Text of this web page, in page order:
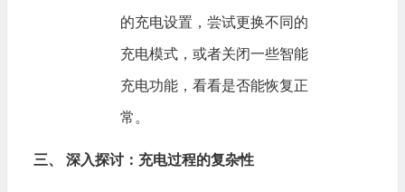
的充电设置，尝试更换不同的
充电模式，或者关闭一些智能
充电功能，看看是否能恢复正
常。
三、 深入探讨：充电过程的复杂性